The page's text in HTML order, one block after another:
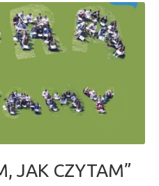
JAK CZYTAM”